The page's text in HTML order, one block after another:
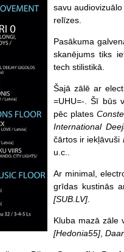
savu
relīzes.
Pasākuma
skanējums tiks
tech stilistikā.
Šajā zālē ar
=UHU=-. Šī būs
pēc plates
International
čārtos ir iekļāvuši
u.c..
Ar minimal,
grīdas kustinās
[SUB.LV].
Kluba mazā zāle
[Hedonia55],